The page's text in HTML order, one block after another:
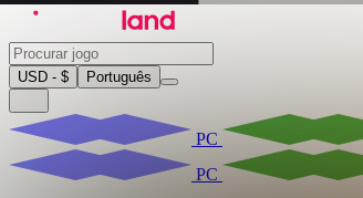
USD - $ Português
PC
PC